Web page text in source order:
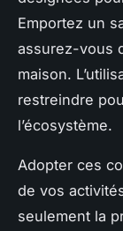
Emportez un
assurez-vous
maison.
restreindre
l’écosystème.
Adopter ces
de vos
seulement la